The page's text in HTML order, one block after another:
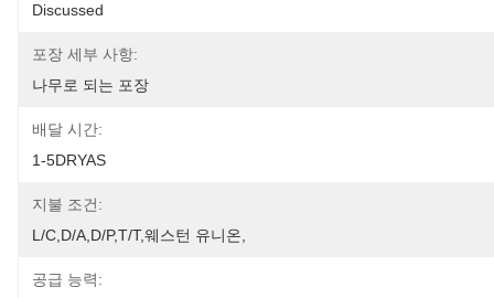
Discussed
포장 세부 사항:
나무로 되는 포장
배달 시간:
1-5DRYAS
지불 조건:
L/C,D/A,D/P,T/T,웨스턴 유니온,
공급 능력: